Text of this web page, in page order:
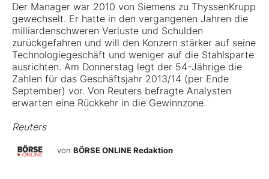
Kontakt
Der Manager war 2010 von Siemens zu ThyssenKrupp
gewechselt. Er hatte in den vergangenen Jahren die
milliardenschweren Verluste und Schulden
zurückgefahren und will den Konzern stärker auf seine
Technologiegeschäft und weniger auf die Stahlsparte
ausrichten. Am Donnerstag legt der 54-Jährige die
Zahlen für das Geschäftsjahr 2013/14 (per Ende
September) vor. Von Reuters befragte Analysten
erwarten eine Rückkehr in die Gewinnzone.
Reuters
von BÖRSE ONLINE Redaktion